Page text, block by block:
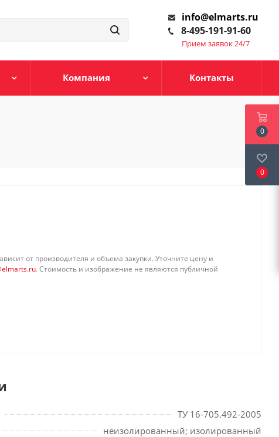
info@elmarts.ru
8-495-191-91-60
Прием заявок 24/7
Компания Контакты
от производителя и объема закупки. Уточните цену и
. Стоимость и изображение не являются публичной
ТУ 16-705.492-2005
неизолированный; изолированный
0
0